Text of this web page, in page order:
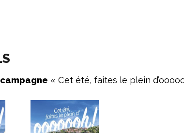
« Cet été, faites le plein